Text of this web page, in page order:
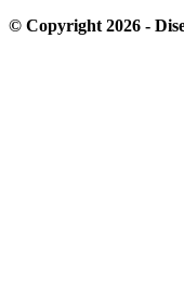
© Copyright 2026 -